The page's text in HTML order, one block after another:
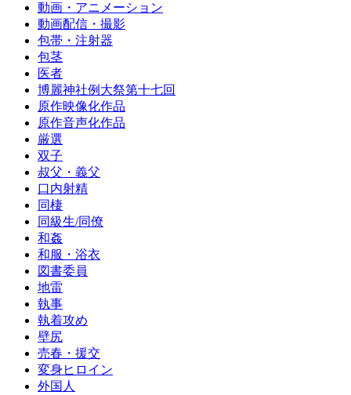
動画・アニメーション
動画配信・撮影
包帯・注射器
包茎
医者
博麗神社例大祭第十七回
原作映像化作品
原作音声化作品
厳選
双子
叔父・義父
口内射精
同棲
同級生/同僚
和姦
和服・浴衣
図書委員
地雷
執事
執着攻め
壁尻
売春・援交
変身ヒロイン
外国人